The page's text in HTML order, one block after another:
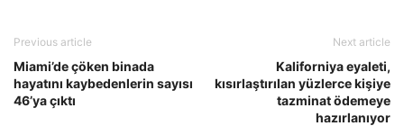
Previous article
Miami’de çöken binada
hayatını kaybedenlerin sayısı
46’ya çıktı
Next article
Kaliforniya eyaleti,
kısırlaştırılan yüzlerce kişiye
tazminat ödemeye
hazırlanıyor